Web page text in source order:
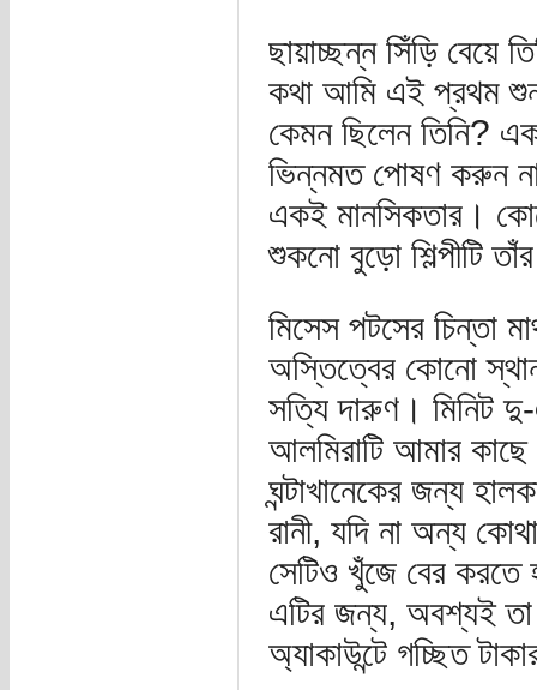
ছায়াচ্ছন্ন সিঁড়ি বেয়ে
কথা আমি এই প্রথম
কেমন ছিলেন তিনি?
ভিন্নমত পোষণ করুন না
একই মানসিকতার।
শুকনো বুড়ো শিল্পীটি
মিসেস পটসের চিন্তা
অস্তিত্বের কোনো
সত্যি দারুণ। মিনিট
আলমিরাটি আমার কাছে
ঘন্টাখানেকের জন্য
রানী, যদি না অন্য
সেটিও খুঁজে বের
এটির জন্য, অবশ্যই তা
অ্যাকাউন্টে গচ্ছিত